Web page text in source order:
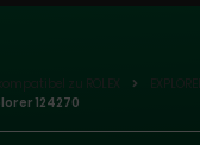
zu ROLEX
124270